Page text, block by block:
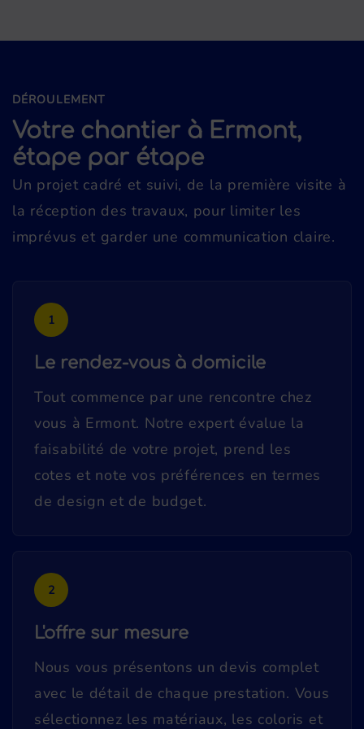
DÉROULEMENT
Votre chantier à Ermont,
étape par étape
Un projet cadré et suivi, de la première visite à
la réception des travaux, pour limiter les
imprévus et garder une communication claire.
1
Le rendez-vous à domicile
Tout commence par une rencontre chez
vous à Ermont. Notre expert évalue la
faisabilité de votre projet, prend les
cotes et note vos préférences en termes
de design et de budget.
2
L'offre sur mesure
Nous vous présentons un devis complet
avec le détail de chaque prestation. Vous
sélectionnez les matériaux, les coloris et